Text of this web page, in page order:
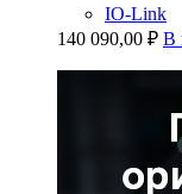
IO-Link
140 090,00 ₽ В